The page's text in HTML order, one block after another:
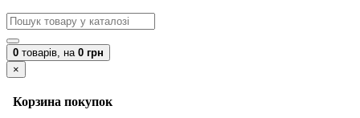
0 товарів, на 0 грн
×
Корзина покупок